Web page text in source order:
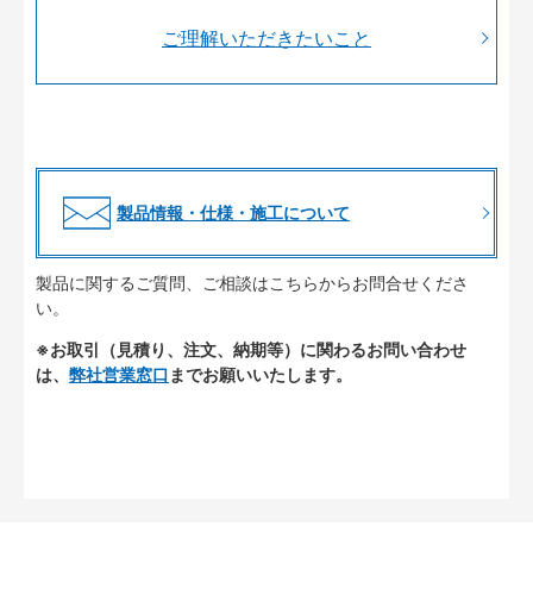
ご理解いただきたいこと
製品情報・仕様・施工について
製品に関するご質問、ご相談はこちらからお問合せくださ
い。
※お取引（見積り、注文、納期等）に関わるお問い合わせ
は、 弊社営業窓口 までお願いいたします。